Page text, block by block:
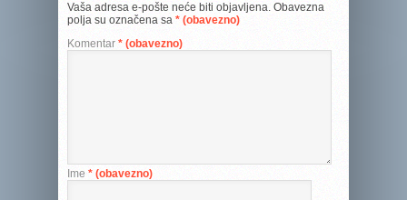
Vaša adresa e-pošte neće biti objavljena. Obavezna
polja su označena sa * (obavezno)
Komentar * (obavezno)
Ime * (obavezno)